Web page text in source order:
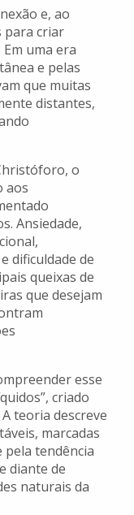
e, ao
para criar
uma era
e pelas
que muitas
distantes,
o
aos
Ansiedade,
dificuldade de
queixas de
que desejam
esse
criado
teoria descreve
marcadas
pela tendência
diante de
naturais da